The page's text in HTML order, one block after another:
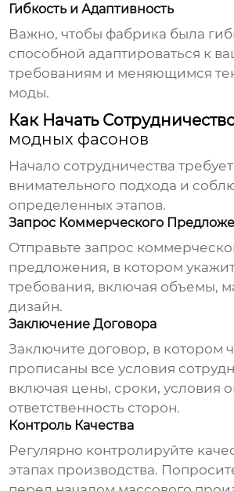
Гибкость и Адаптивность
Важно, чтобы фабрика была
способной адаптироваться к
требованиям и меняющимся
моды.
Как Начать
модных фасонов
Начало сотрудничества требует
внимательного подхода и
определенных этапов.
Запрос Коммерческого
Отправьте запрос
предложения, в котором
требования, включая объемы,
дизайн.
Заключение Договора
Заключите договор, в котором
прописаны все условия
включая цены, сроки, условия
ответственность сторон.
Контроль Качества
Регулярно контролируйте
этапах производства.